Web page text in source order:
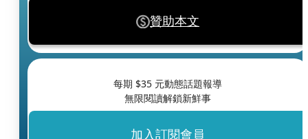
贊助本文
每期 $35 元動態話題報導
無限閱讀解鎖新鮮事
加入訂閱會員